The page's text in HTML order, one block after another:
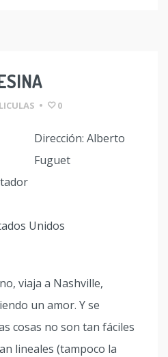
• 0
Dirección: Alberto
Fuguet
Unidos
viaja a Nashville,
un amor. Y se
cosas no son tan fáciles
lineales (tampoco la